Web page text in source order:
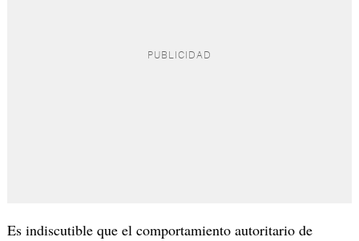
Es indiscutible que el comportamiento autoritario de